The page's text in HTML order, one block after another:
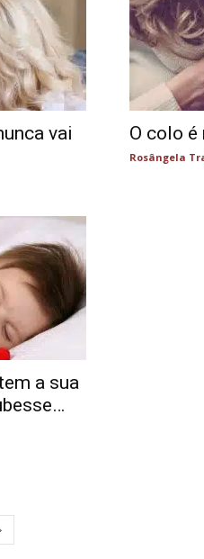
vai
O colo
Rosângela
a sua